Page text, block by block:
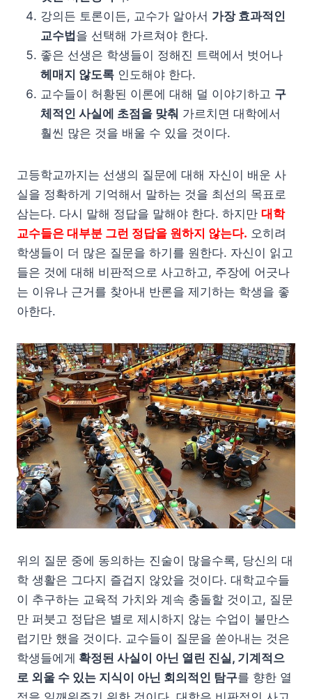
강의든 토론이든, 교수가 알아서 가장 효과적인
교수법 을 선택해 가르쳐야 한다.
좋은 선생은 학생들이 정해진 트랙에서 벗어나
헤매지 않도록 인도해야 한다.
교수들이 허황된 이론에 대해 덜 이야기하고 구
체적인 사실에 초점을 맞춰 가르치면 대학에서
훨씬 많은 것을 배울 수 있을 것이다.
고등학교까지는 선생의 질문에 대해 자신이 배운 사
실을 정확하게 기억해서 말하는 것을 최선의 목표로
삼는다. 다시 말해 정답을 말해야 한다. 하지만 대학
교수들은 대부분 그런 정답을 원하지 않는다. 오히려
학생들이 더 많은 질문을 하기를 원한다. 자신이 읽고
들은 것에 대해 비판적으로 사고하고, 주장에 어긋나
는 이유나 근거를 찾아내 반론을 제기하는 학생을 좋
아한다.
위의 질문 중에 동의하는 진술이 많을수록, 당신의 대
학 생활은 그다지 즐겁지 않았을 것이다. 대학교수들
이 추구하는 교육적 가치와 계속 충돌할 것이고, 질문
만 퍼붓고 정답은 별로 제시하지 않는 수업이 불만스
럽기만 했을 것이다. 교수들이 질문을 쏟아내는 것은
학생들에게 확정된 사실이 아닌 열린 진실, 기계적으
로 외울 수 있는 지식이 아닌 회의적인 탐구를 향한 열